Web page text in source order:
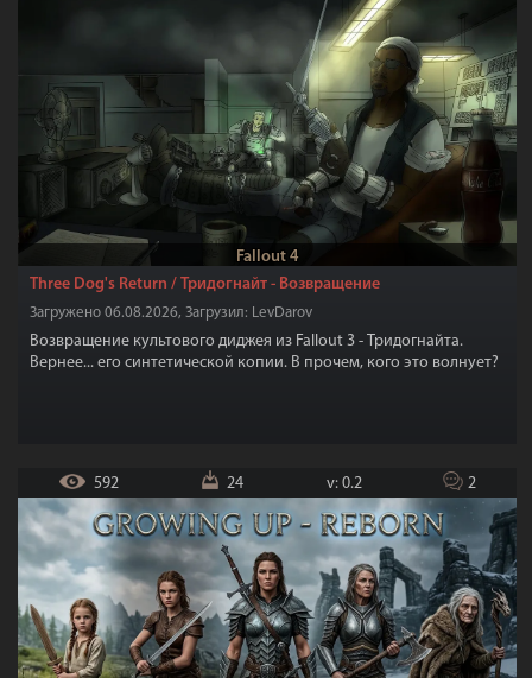
Fallout 4
Three Dog's Return / Тридогнайт - Возвращение
Загружено 06.08.2026, Загрузил: LevDarov
Возвращение культового диджея из Fallout 3 - Тридогнайта.
Вернее... его синтетической копии. В прочем, кого это волнует?
592 24 v: 0.2 2